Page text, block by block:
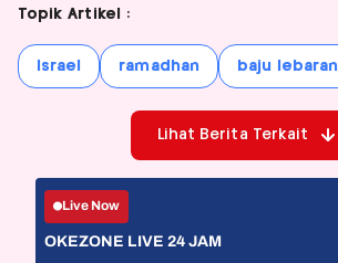
Topik Artikel :
Israel ramadhan baju lebaran
Lihat Berita Terkait
Live Now
OKEZONE LIVE 24 JAM